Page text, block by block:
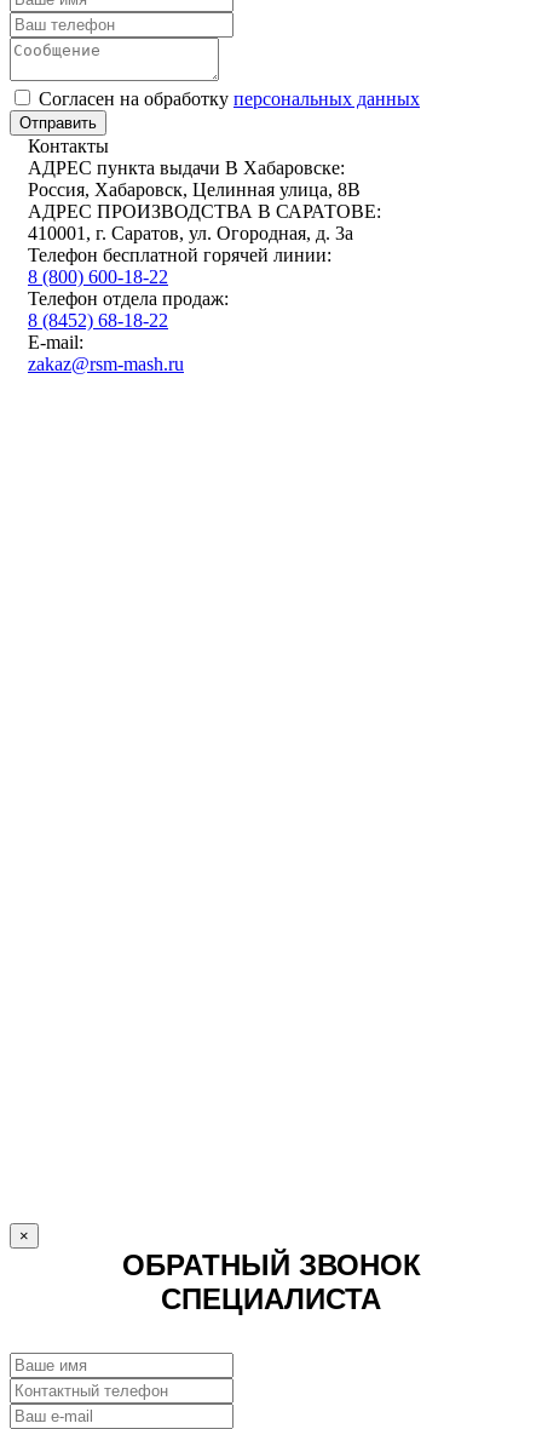
Cогласен на обработку персональных данных
Отправить
Контакты
АДРЕС пункта выдачи В Хабаровске:
Россия, Хабаровск, Целинная улица, 8В
АДРЕС ПРОИЗВОДСТВА В САРАТОВЕ:
410001, г. Саратов, ул. Огородная, д. 3а
Телефон бесплатной горячей линии:
8 (800) 600-18-22
Телефон отдела продаж:
8 (8452) 68-18-22
E-mail:
zakaz@rsm-mash.ru
×
ОБРАТНЫЙ ЗВОНОК
СПЕЦИАЛИСТА